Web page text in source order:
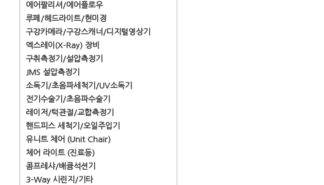
에어팔리셔/에어플로우
루페/헤드라이트/현미경
구강카메라/구강스캐너/디지털영상기
엑스레이(X-Ray) 장비
구취측정기/설압측정기
JMS 설압측정기
소독기/초음파세척기/UV소독기
전기수술기/초음파수술기
레이저/턱관절/교합측정기
핸드피스 세척기/오일주입기
유니트 체어 (Unit Chair)
체어 라이트 (진료등)
콤프레샤/배큠석션기
3-Way 시린지/기타